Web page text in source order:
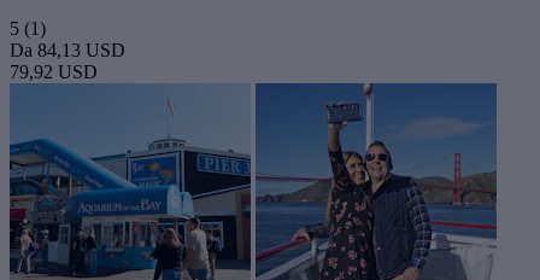
5 (1)
Da 84,13 USD
79,92 USD